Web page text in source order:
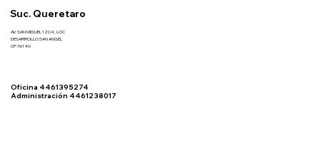
Oficina 4461395274
Administración 4461238017
Suc. Queretaro
AV. SAN MIGUEL 1204, LOC
DESARROLLO SAN ANGEL
CP 76140